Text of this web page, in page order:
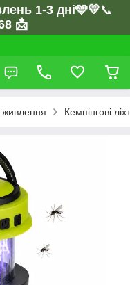
1-3 дні🩵💛📞
📩
живлення Кемпінгові